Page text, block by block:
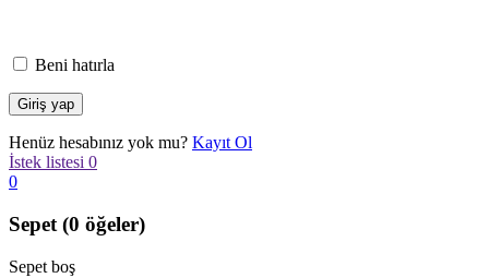
Beni hatırla
Henüz hesabınız yok mu? Kayıt Ol
İstek listesi 0
0
Sepet (0 öğeler)
Sepet boş